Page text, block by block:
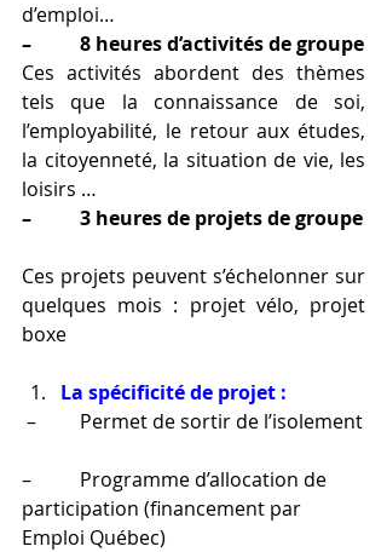
d’emploi…
–          8 heures d’activités de groupe
Ces activités abordent des thèmes
tels que la connaissance de soi,
l’employabilité, le retour aux études,
la citoyenneté, la situation de vie, les
loisirs …
–          3 heures de projets de groupe
Ces projets peuvent s’échelonner sur
quelques mois : projet vélo, projet
boxe
La spécificité de projet :
–         Permet de sortir de l’isolement
–          Programme d’allocation de
participation (financement par
Emploi Québec)